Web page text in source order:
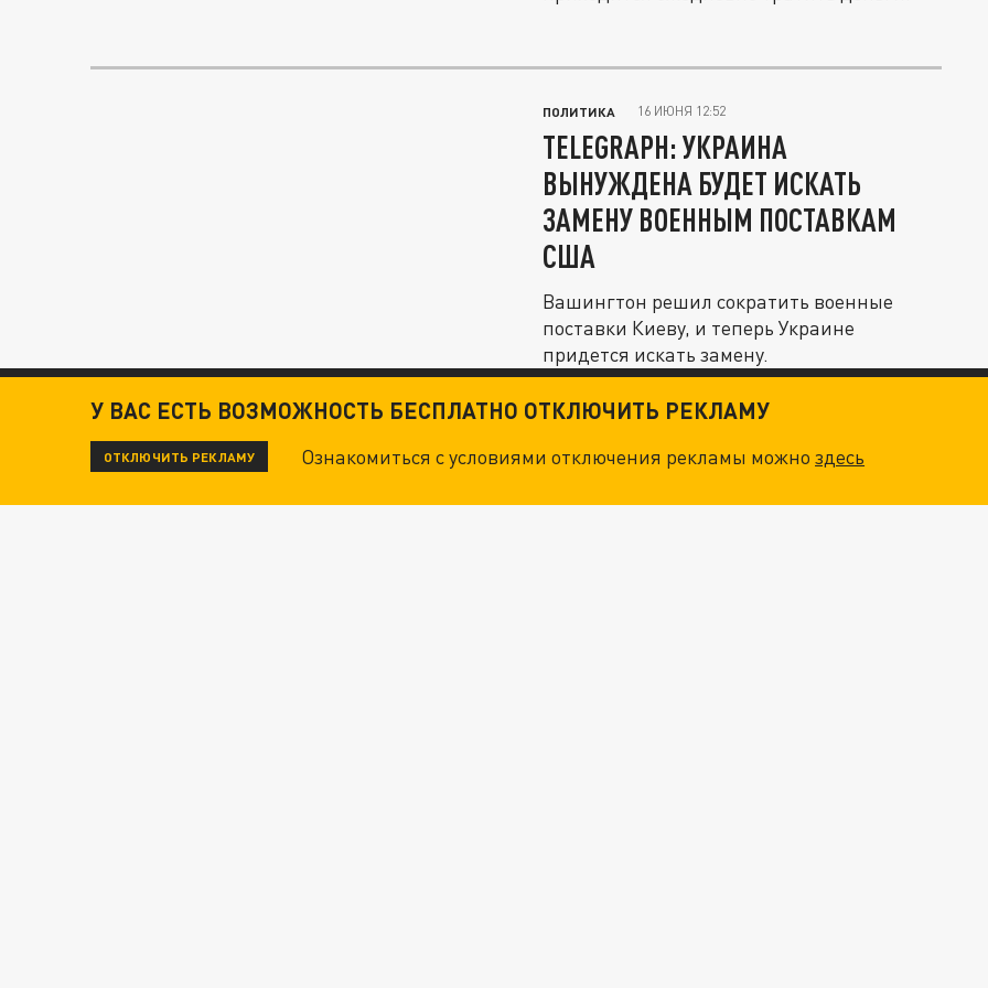
ПОЛИТИКА 16 ИЮНЯ 12:52
TELEGRAPH: УКРАИНА
ВЫНУЖДЕНА БУДЕТ ИСКАТЬ
ЗАМЕНУ ВОЕННЫМ ПОСТАВКАМ
США
Вашингтон решил сократить военные
поставки Киеву, и теперь Украине
придется искать замену.
У ВАС ЕСТЬ ВОЗМОЖНОСТЬ БЕСПЛАТНО ОТКЛЮЧИТЬ РЕКЛАМУ
ОТКЛЮЧИТЬ РЕКЛАМУ Ознакомиться с условиями отключения рекламы можноздесь